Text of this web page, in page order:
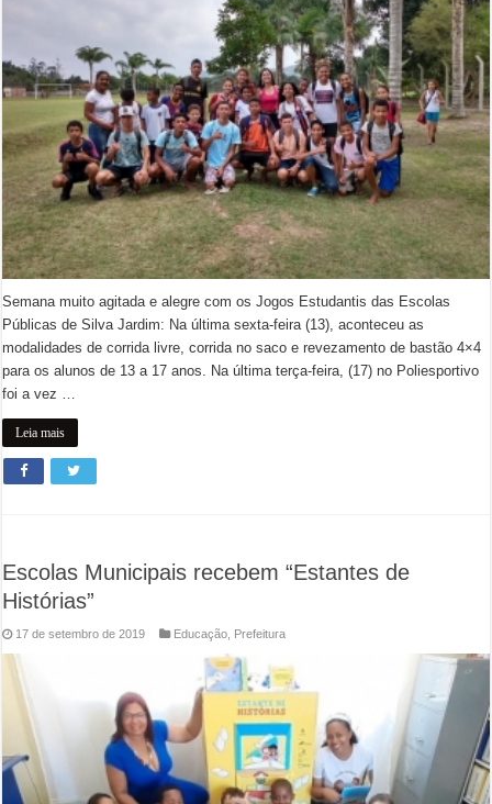
Semana muito agitada e alegre com os Jogos Estudantis das Escolas
Públicas de Silva Jardim: Na última sexta-feira (13), aconteceu as
modalidades de corrida livre, corrida no saco e revezamento de bastão 4×4
para os alunos de 13 a 17 anos. Na última terça-feira, (17) no Poliesportivo
foi a vez …
Leia mais
Escolas Municipais recebem “Estantes de
Histórias”
17 de setembro de 2019 Educação Prefeitura